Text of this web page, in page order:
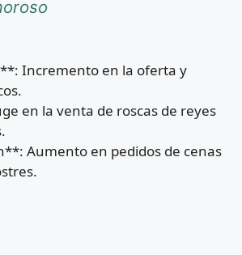
Incremento en la oferta y
en la venta de roscas de reyes
Aumento en pedidos de cenas